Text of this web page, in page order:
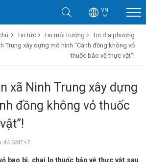
VN
Tin tức Tin môi trường
Tin địa phương
Trung xây dựng mô hình “Cánh đồng không vỏ
thuốc bảo vệ thực vật”!
xã Ninh Trung xây dựng
đồng không vỏ thuốc
GMT+7
bao bì, chai lọ thuốc bảo vệ thực vật sau